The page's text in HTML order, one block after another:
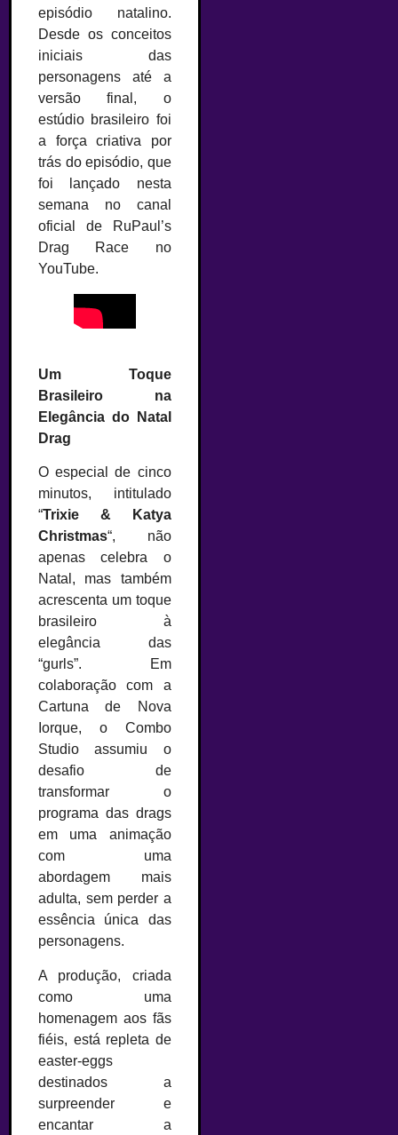
episódio natalino.
Desde os conceitos
iniciais das
personagens até a
versão final, o
estúdio brasileiro foi
a força criativa por
trás do episódio, que
foi lançado nesta
semana no canal
oficial de RuPaul’s
Drag Race no
YouTube.
Um Toque
Brasileiro na
Elegância do Natal
Drag
O especial de cinco
minutos, intitulado
“Trixie & Katya
Christmas“, não
apenas celebra o
Natal, mas também
acrescenta um toque
brasileiro à
elegância das
“gurls”. Em
colaboração com a
Cartuna de Nova
Iorque, o Combo
Studio assumiu o
desafio de
transformar o
programa das drags
em uma animação
com uma
abordagem mais
adulta, sem perder a
essência única das
personagens.
A produção, criada
como uma
homenagem aos fãs
fiéis, está repleta de
easter-eggs
destinados a
surpreender e
encantar a